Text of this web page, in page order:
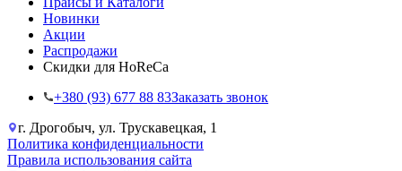
Новинки
Акции
Распродажи
Скидки для HoReCa
+38‎0 (93) 677 88 83Заказать звонок
г. Дрогобыч, ул. Трускавецкая, 1
Политика конфиденциальности
Правила использования сайта